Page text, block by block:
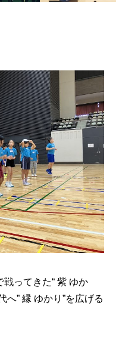
ってきた“ 紫 ゆか
へ” 縁 ゆかり”を広げる